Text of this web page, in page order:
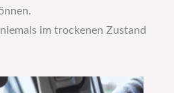
im trockenen Zustand